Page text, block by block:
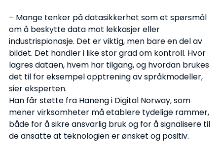
– Mange tenker på datasikkerhet som et spørsmål
om å beskytte data mot lekkasjer eller
industrispionasje. Det er viktig, men bare en del av
bildet. Det handler i like stor grad om kontroll. Hvor
lagres dataen, hvem har tilgang, og hvordan brukes
det til for eksempel opptrening av språkmodeller,
sier eksperten.
Han får støtte fra Haneng i Digital Norway, som
mener virksomheter må etablere tydelige rammer,
både for å sikre ansvarlig bruk og for å signalisere til
de ansatte at teknologien er ønsket og positiv.